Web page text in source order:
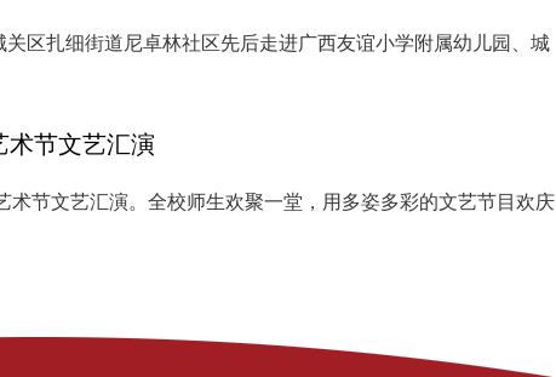
区扎细街道尼卓林社区先后走进广西友谊小学附属幼儿园、城
术节文艺汇演
节文艺汇演。全校师生欢聚一堂，用多姿多彩的文艺节目欢庆